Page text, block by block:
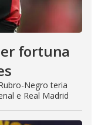
fortuna
Negro teria
e Real Madrid